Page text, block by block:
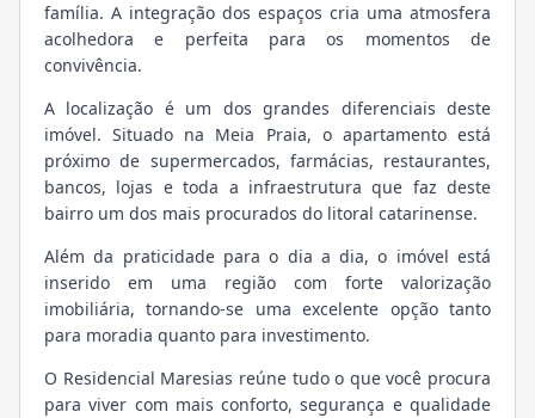
família. A integração dos espaços cria uma atmosfera
acolhedora e perfeita para os momentos de
convivência.
A localização é um dos grandes diferenciais deste
imóvel. Situado na Meia Praia, o apartamento está
próximo de supermercados, farmácias, restaurantes,
bancos, lojas e toda a infraestrutura que faz deste
bairro um dos mais procurados do litoral catarinense.
Além da praticidade para o dia a dia, o imóvel está
inserido em uma região com forte valorização
imobiliária, tornando-se uma excelente opção tanto
para moradia quanto para investimento.
O Residencial Maresias reúne tudo o que você procura
para viver com mais conforto, segurança e qualidade